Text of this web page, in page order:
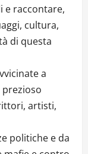
e raccontare,
cultura,
di questa
a
artisti,
politiche e da